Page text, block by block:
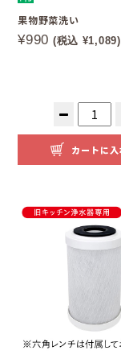
果物野菜洗い
¥990 (税込 ¥1,089)
カートに入